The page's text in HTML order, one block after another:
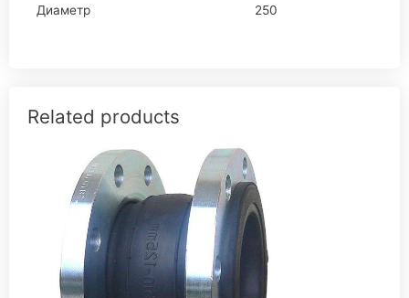
Диаметр 250
Related products